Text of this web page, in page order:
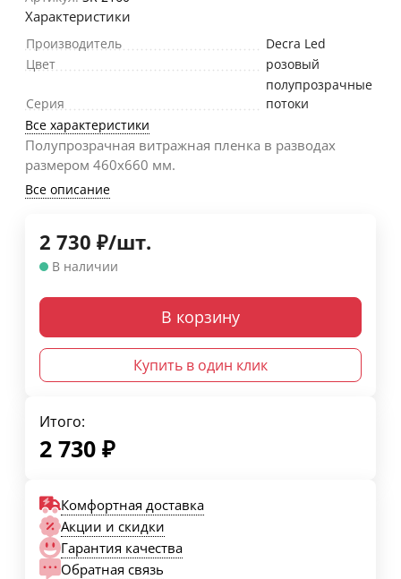
Характеристики
Производитель
Decra Led
Цвет
розовый
Серия
полупрозрачные
потоки
Все характеристики
Полупрозрачная витражная пленка в разводах
размером 460х660 мм.
Все описание
2 730 ₽/шт.
В наличии
В корзину
Купить в один клик
Итого:
2 730 ₽
Комфортная доставка
Акции и скидки
Гарантия качества
Обратная связь